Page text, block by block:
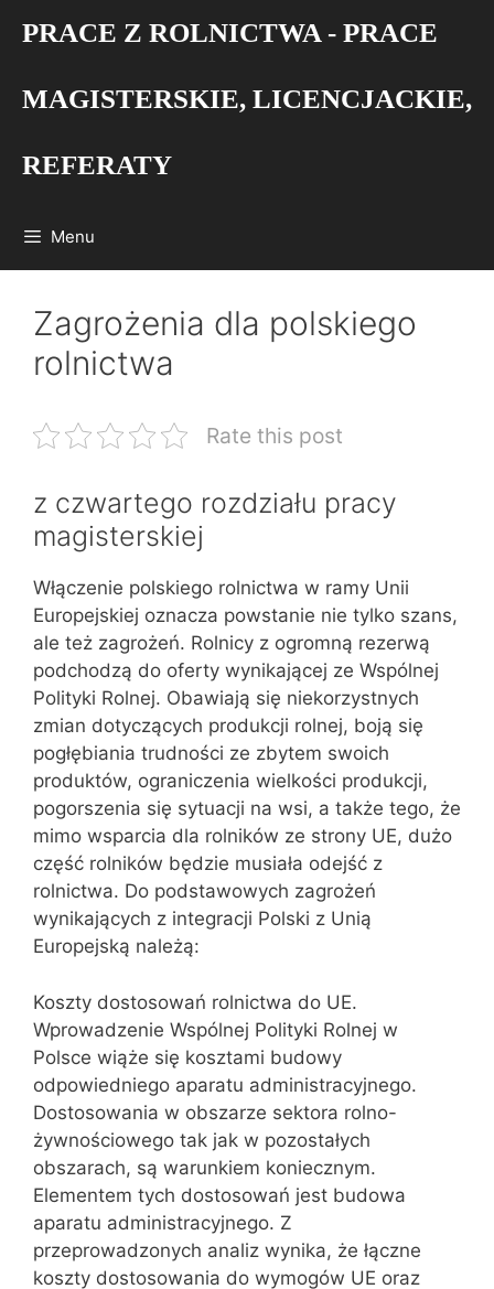
PRACE Z ROLNICTWA - PRACE
MAGISTERSKIE, LICENCJACKIE,
REFERATY
Menu
Zagrożenia dla polskiego
rolnictwa
Rate this post
z czwartego rozdziału pracy
magisterskiej
Włączenie polskiego rolnictwa w ramy Unii
Europejskiej oznacza powstanie nie tylko szans,
ale też zagrożeń. Rolnicy z ogromną rezerwą
podchodzą do oferty wynikającej ze Wspólnej
Polityki Rolnej. Obawiają się niekorzystnych
zmian dotyczących produkcji rolnej, boją się
pogłębiania trudności ze zbytem swoich
produktów, ograniczenia wielkości produkcji,
pogorszenia się sytuacji na wsi, a także tego, że
mimo wsparcia dla rolników ze strony UE, dużo
część rolników będzie musiała odejść z
rolnictwa. Do podstawowych zagrożeń
wynikających z integracji Polski z Unią
Europejską należą:
Koszty dostosowań rolnictwa do UE.
Wprowadzenie Wspólnej Polityki Rolnej w
Polsce wiąże się kosztami budowy
odpowiedniego aparatu administracyjnego.
Dostosowania w obszarze sektora rolno-
żywnościowego tak jak w pozostałych
obszarach, są warunkiem koniecznym.
Elementem tych dostosowań jest budowa
aparatu administracyjnego. Z
przeprowadzonych analiz wynika, że łączne
koszty dostosowania do wymogów UE oraz